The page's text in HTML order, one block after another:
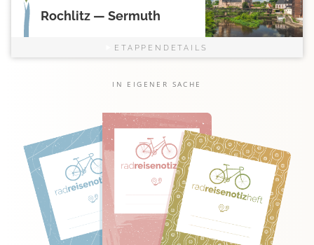
Rochlitz — Sermuth
ETAPPENDETAILS
IN EIGENER SACHE